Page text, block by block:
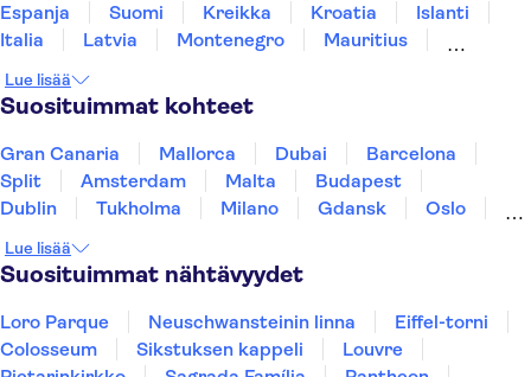
Espanja
Suomi Kreikka Kroatia
Islanti
Italia
Latvia Montenegro
Mauritius
Thaimaa
Turkki
Lue lisää
Suosituimmat kohteet
Gran Canaria Mallorca Dubai
Barcelona
Split
Amsterdam Malta
Budapest
Dublin
Tukholma Milano Gdansk
Oslo
Tallinna
Ljubljana Riika
Lue lisää
Suosituimmat nähtävyydet
Loro Parque Neuschwansteinin linna
Eiffel-torni
Colosseum
Sikstuksen kappeli
Louvre